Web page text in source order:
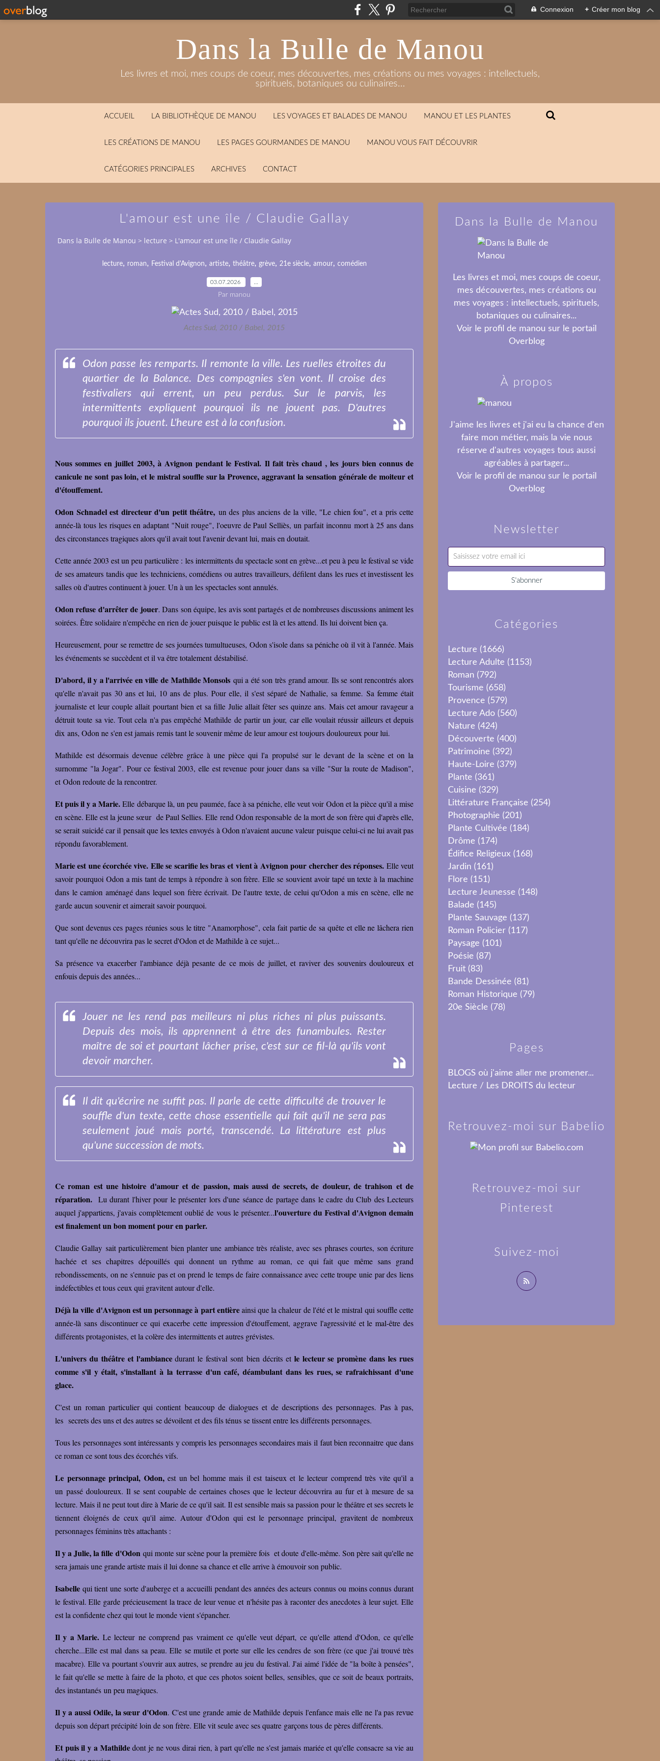
Connexion + Créer mon blog
Dans la Bulle de Manou
Les livres et moi, mes coups de coeur, mes découvertes, mes créations ou mes voyages : intellectuels,
spirituels, botaniques ou culinaires...
ACCUEIL LA BIBLIOTHÈQUE DE MANOU LES VOYAGES ET BALADES DE MANOU MANOU ET LES PLANTES
LES CRÉATIONS DE MANOU LES PAGES GOURMANDES DE MANOU MANOU VOUS FAIT DÉCOUVRIR
CATÉGORIES PRINCIPALES ARCHIVES CONTACT
L'amour est une île / Claudie Gallay
Dans la Bulle de Manou > lecture > L'amour est une île / Claudie Gallay
lecture, roman, Festival d'Avignon, artiste, théâtre, grève, 21e siècle, amour, comédien
03.07.2026
Par manou
Actes Sud, 2010 / Babel, 2015
Odon passe les remparts. Il remonte la ville. Les ruelles étroites du
quartier de la Balance. Des compagnies s'en vont. Il croise des
festivaliers qui errent, un peu perdus. Sur le parvis, les
intermittents expliquent pourquoi ils ne jouent pas. D'autres
pourquoi ils jouent. L'heure est à la confusion.
Nous sommes en juillet 2003, à Avignon pendant le Festival. Il fait très chaud , les jours bien connus de
canicule ne sont pas loin, et le mistral souffle sur la Provence, aggravant la sensation générale de moiteur et
d'étouffement.
Odon Schnadel est directeur d'un petit théâtre, un des plus anciens de la ville, "Le chien fou", et a pris cette
année-là tous les risques en adaptant "Nuit rouge", l'oeuvre de Paul Selliès, un parfait inconnu mort à 25 ans dans
des circonstances tragiques alors qu'il avait tout l'avenir devant lui, mais en doutait.
Cette année 2003 est un peu particulière : les intermittents du spectacle sont en grève...et peu à peu le festival se vide
de ses amateurs tandis que les techniciens, comédiens ou autres travailleurs, défilent dans les rues et investissent les
salles où d'autres continuent à jouer. Un à un les spectacles sont annulés.
Odon refuse d'arrêter de jouer. Dans son équipe, les avis sont partagés et de nombreuses discussions animent les
soirées. Être solidaire n'empêche en rien de jouer puisque le public est là et les attend. Ils lui doivent bien ça.
Heureusement, pour se remettre de ses journées tumultueuses, Odon s'isole dans sa péniche où il vit à l'année. Mais
les événements se succèdent et il va être totalement déstabilisé.
D'abord, il y a l'arrivée en ville de Mathilde Monsols qui a été son très grand amour. Ils se sont rencontrés alors
qu'elle n'avait pas 30 ans et lui, 10 ans de plus. Pour elle, il s'est séparé de Nathalie, sa femme. Sa femme était
journaliste et leur couple allait pourtant bien et sa fille Julie allait fêter ses quinze ans. Mais cet amour ravageur a
détruit toute sa vie. Tout cela n'a pas empêché Mathilde de partir un jour, car elle voulait réussir ailleurs et depuis
dix ans, Odon ne s'en est jamais remis tant le souvenir même de leur amour est toujours douloureux pour lui.
Mathilde est désormais devenue célèbre grâce à une pièce qui l'a propulsé sur le devant de la scène et on la
surnomme "la Jogar". Pour ce festival 2003, elle est revenue pour jouer dans sa ville "Sur la route de Madison",
et Odon redoute de la rencontrer.
Et puis il y a Marie.Elle débarque là, un peu paumée, face à sa péniche, elle veut voir Odon et la pièce qu'il a mise
en scène. Elle est la jeune sœur de Paul Sellies. Elle rend Odon responsable de la mort de son frère qui d'après elle,
se serait suicidé car il pensait que les textes envoyés à Odon n'avaient aucune valeur puisque celui-ci ne lui avait pas
répondu favorablement.
Marie est une écorchée vive. Elle se scarifie les bras et vient à Avignon pour chercher des réponses. Elle veut
savoir pourquoi Odon a mis tant de temps à répondre à son frère. Elle se souvient avoir tapé un texte à la machine
dans le camion aménagé dans lequel son frère écrivait. De l'autre texte, de celui qu'Odon a mis en scène, elle ne
garde aucun souvenir et aimerait savoir pourquoi.
Que sont devenus ces pages réunies sous le titre "Anamorphose", cela fait partie de sa quête et elle ne lâchera rien
tant qu'elle ne découvrira pas le secret d'Odon et de Mathilde à ce sujet...
Sa présence va exacerber l'ambiance déjà pesante de ce mois de juillet, et raviver des souvenirs douloureux et
enfouis depuis des années...
Jouer ne les rend pas meilleurs ni plus riches ni plus puissants.
Depuis des mois, ils apprennent à être des funambules. Rester
maître de soi et pourtant lâcher prise, c'est sur ce fil-là qu'ils vont
devoir marcher.
Il dit qu'écrire ne suffit pas. Il parle de cette difficulté de trouver le
souffle d'un texte, cette chose essentielle qui fait qu'il ne sera pas
seulement joué mais porté, transcendé. La littérature est plus
qu'une succession de mots.
Ce roman est une histoire d'amour et de passion, mais aussi de secrets, de douleur, de trahison et de
réparation. Lu durant l'hiver pour le présenter lors d'une séance de partage dans le cadre du Club des Lecteurs
auquel j'appartiens, j'avais complètement oublié de vous le présenter...l'ouverture du Festival d'Avignon demain
est finalement un bon moment pour en parler.
Claudie Gallay sait particulièrement bien planter une ambiance très réaliste, avec ses phrases courtes, son écriture
hachée et ses chapitres dépouillés qui donnent un rythme au roman, ce qui fait que même sans grand
rebondissements, on ne s'ennuie pas et on prend le temps de faire connaissance avec cette troupe unie par des liens
indéfectibles et tous ceux qui gravitent autour d'elle.
Déjà la ville d'Avignon est un personnage à part entièreainsi que la chaleur de l'été et le mistral qui souffle cette
année-là sans discontinuer ce qui exacerbe cette impression d'étouffement, aggrave l'agressivité et le mal-être des
différents protagonistes, et la colère des intermittents et autres grévistes.
L'univers du théâtre et l'ambiancedurant le festival sont bien décrits et le lecteur se promène dans les rues
comme s'il y était, s'installant à la terrasse d'un café, déambulant dans les rues, se rafraichissant d'une
glace.
C'est un roman particulier qui contient beaucoup de dialogues et de descriptions des personnages. Pas à pas,
les secrets des uns et des autres se dévoilent et des fils ténus se tissent entre les différents personnages.
Tous les personnages sont intéressants y compris les personnages secondaires mais il faut bien reconnaitre que dans
ce roman ce sont tous des écorchés vifs.
Le personnage principal, Odon,est un bel homme mais il est taiseux et le lecteur comprend très vite qu'il a
un passé douloureux. Il se sent coupable de certaines choses que le lecteur découvrira au fur et à mesure de sa
lecture. Mais il ne peut tout dire à Marie de ce qu'il sait. Il est sensible mais sa passion pour le théâtre et ses secrets le
tiennent éloignés de ceux qu'il aime. Autour d'Odon qui est le personnage principal, gravitent de nombreux
personnages féminins très attachants :
Il y a Julie, la fille d'Odon qui monte sur scène pour la première fois et doute d'elle-même. Son père sait qu'elle ne
sera jamais une grande artiste mais il lui donne sa chance et elle arrive à émouvoir son public.
Isabelle qui tient une sorte d'auberge et a accueilli pendant des années des acteurs connus ou moins connus durant
le festival. Elle garde précieusement la trace de leur venue et n'hésite pas à raconter des anecdotes à leur sujet. Elle
est la confidente chez qui tout le monde vient s'épancher.
Il y a Marie. Le lecteur ne comprend pas vraiment ce qu'elle veut départ, ce qu'elle attend d'Odon, ce qu'elle
cherche...Elle est mal dans sa peau. Elle se mutile et porte sur elle les cendres de son frère (ce que j'ai trouvé très
macabre). Elle va pourtant s'ouvrir aux autres, se prendre au jeu du festival. J'ai aimé l'idée de "la boîte à pensées",
le fait qu'elle se mette à faire de la photo, et que ces photos soient belles, sensibles, que ce soit de beaux portraits,
des instantanés un peu magiques.
Il y a aussi Odile, la sœur d'Odon. C'est une grande amie de Mathilde depuis l'enfance mais elle ne l'a pas revue
depuis son départ précipité loin de son frère. Elle vit seule avec ses quatre garçons tous de pères différents.
Et puis il y a Mathildedont je ne vous dirai rien, à part qu'elle ne s'est jamais mariée et qu'elle consacre sa vie au
Newsletter
Catégories
Lecture (1666)
Lecture Adulte (1153)
Roman (792)
Tourisme (658)
Provence (579)
Lecture Ado (560)
Nature (424)
Découverte (400)
Patrimoine (392)
Haute-Loire (379)
Plante (361)
Cuisine (329)
Littérature Française (254)
Photographie (201)
Plante Cultivée (184)
Drôme (174)
Édifice Religieux (168)
Jardin (161)
Flore (151)
Lecture Jeunesse (148)
Balade (145)
Plante Sauvage (137)
Roman Policier (117)
Paysage (101)
Poésie (87)
Fruit (83)
Bande Dessinée (81)
Roman Historique (79)
20e Siècle (78)
Pages
BLOGS où j'aime aller me promener...
Lecture / Les DROITS du lecteur
Dans la Bulle de Manou
Les livres et moi, mes coups de coeur,
mes découvertes, mes créations ou
mes voyages : intellectuels, spirituels,
botaniques ou culinaires...
Voir le profil de manou sur le portail
Overblog
Suivez-moi
À propos
J'aime les livres et j'ai eu la chance d'en
faire mon métier, mais la vie nous
réserve d'autres voyages tous aussi
agréables à partager...
Voir le profil de manou sur le portail
Overblog
Retrouvez-moi sur Babelio
Retrouvez-moi sur
Pinterest